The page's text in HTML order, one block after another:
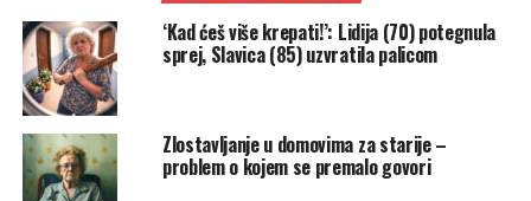
‘Kad ćeš više krepati!’: Lidija (70) potegnula
sprej, Slavica (85) uzvratila palicom
Zlostavljanje u domovima za starije –
problem o kojem se premalo govori